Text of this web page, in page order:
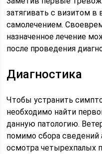
затягивать с визитом в
самолечением.
назначенное лечение
после проведения
Диагностика
Чтобы устранить
необходимо найти
данную патологию.
помимо сбора сведений
осмотра четырехпалых